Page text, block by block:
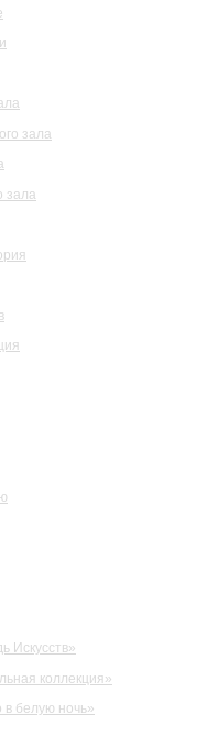
зала
зала
Искусств»
коллекция»
в белую ночь»